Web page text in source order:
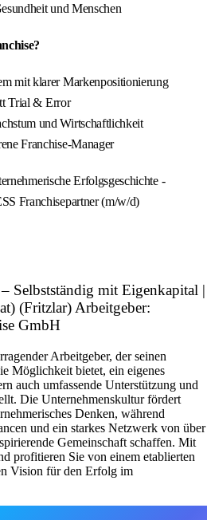
und Menschen
mit klarer Markenpositionierung
Trial & Error
und Wirtschaftlichkeit
Franchise-Manager
Erfolgsgeschichte -
Franchisepartner (m/w/d)
Selbstständig mit Eigenkapital |
(Fritzlar) Arbeitgeber:
GmbH
Arbeitgeber, der seinen
Möglichkeit bietet, ein eigenes
auch umfassende Unterstützung und
Die Unternehmenskultur fördert
Denken, während
und ein starkes Netzwerk von über
Gemeinschaft schaffen. Mit
profitieren Sie von einem etablierten
Vision für den Erfolg im